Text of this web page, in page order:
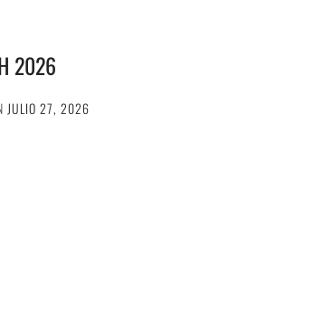
2026
JULIO 27, 2026